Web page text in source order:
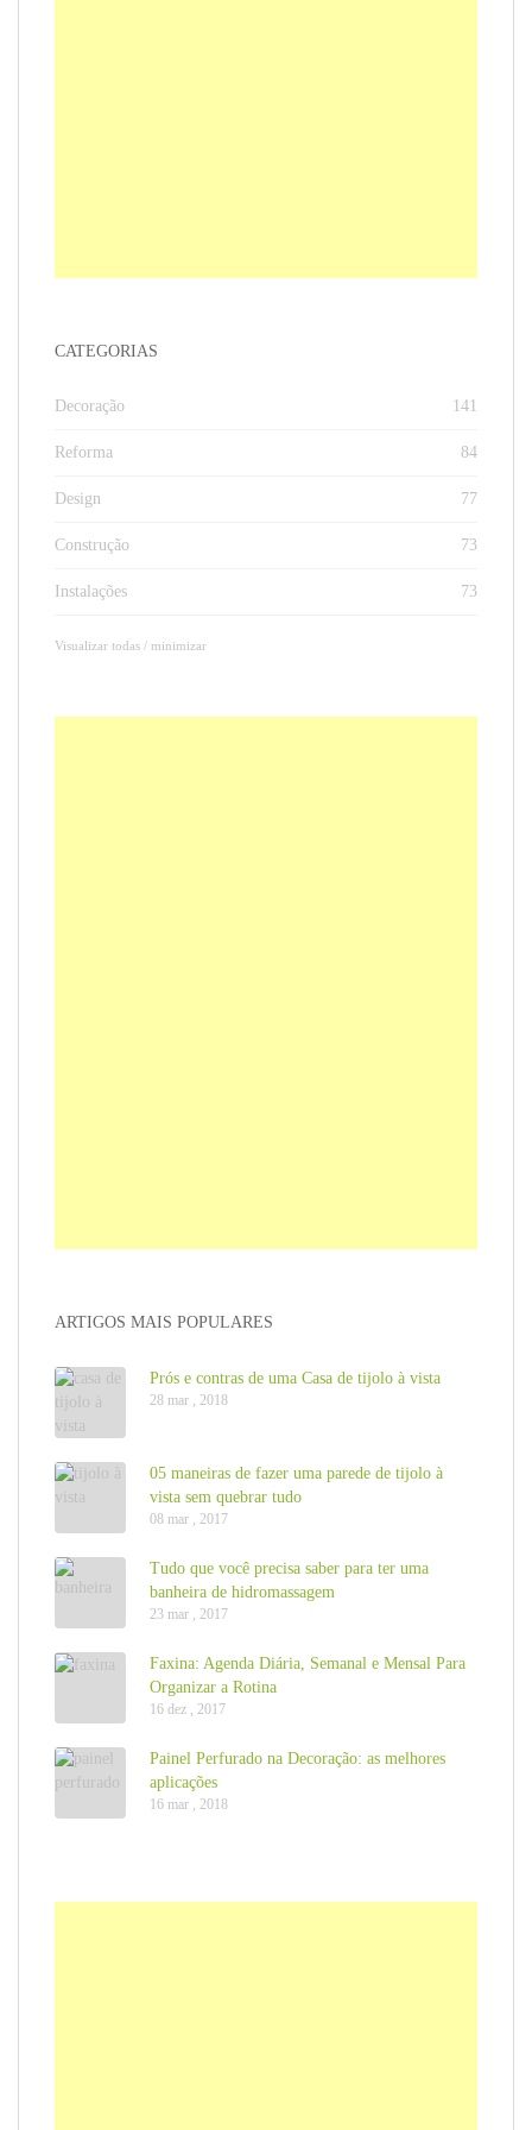
CATEGORIAS
Decoração 141
Reforma 84
Design 77
Construção 73
Instalações 73
Visualizar todas / minimizar
ARTIGOS MAIS POPULARES
Prós e contras de uma Casa de tijolo à vista
28 mar , 2018
05 maneiras de fazer uma parede de tijolo à
vista sem quebrar tudo
08 mar , 2017
Tudo que você precisa saber para ter uma
banheira de hidromassagem
23 mar , 2017
Faxina: Agenda Diária, Semanal e Mensal Para
Organizar a Rotina
16 dez , 2017
Painel Perfurado na Decoração: as melhores
aplicações
16 mar , 2018